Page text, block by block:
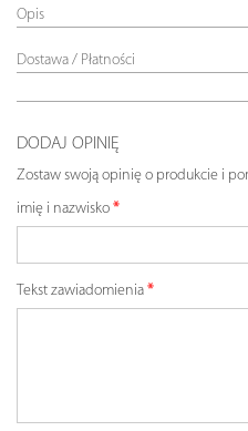
Opis
Dostawa / Płatności
DODAJ OPINIĘ
Zostaw swoją opinię o produkcie i
imię i nazwisko
Tekst zawiadomienia